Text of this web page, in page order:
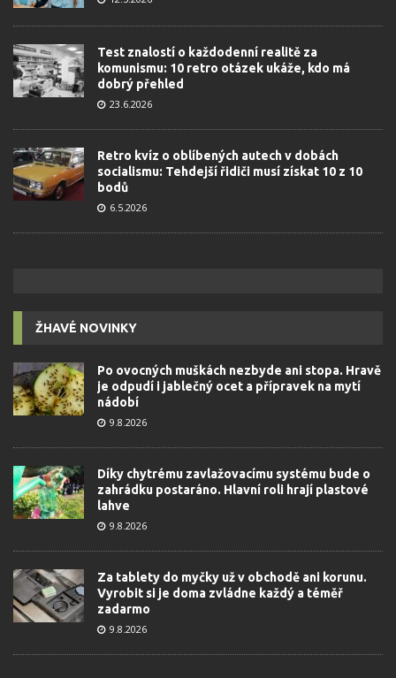
Test znalostí o každodenní realitě za
komunismu: 10 retro otázek ukáže, kdo má
dobrý přehled
23.6.2026
Retro kvíz o oblíbených autech v dobách
socialismu: Tehdejší řidiči musí získat 10 z 10
bodů
6.5.2026
ŽHAVÉ NOVINKY
Po ovocných muškách nezbyde ani stopa. Hravě
je odpudí i jablečný ocet a přípravek na mytí
nádobí
9.8.2026
Díky chytrému zavlažovacímu systému bude o
zahrádku postaráno. Hlavní roli hrají plastové
lahve
9.8.2026
Za tablety do myčky už v obchodě ani korunu.
Vyrobit si je doma zvládne každý a téměř
zadarmo
9.8.2026